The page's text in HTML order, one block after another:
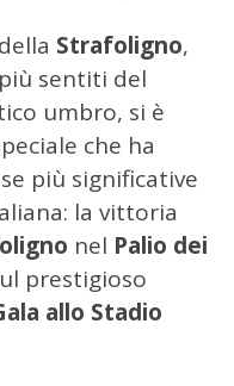
Strafoligno,
sentiti del
umbro, si è
che ha
più significative
la vittoria
nel Palio dei
prestigioso
allo Stadio